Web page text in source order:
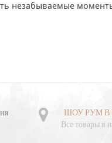
незабываемые
ШОУ РУМ В
Все товары в